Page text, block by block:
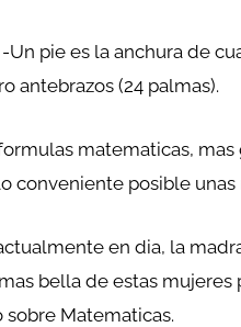
pie es la anchura de
antebrazos (24 palmas).
matematicas,
conveniente posible
en dia, la
bella de estas
Matematicas.